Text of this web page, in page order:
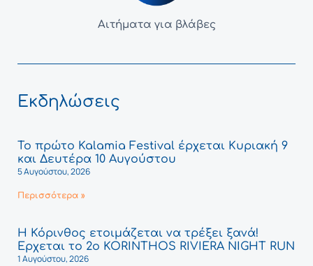
Αιτήματα για βλάβες
Εκδηλώσεις
Το πρώτο Kalamia Festival έρχεται Κυριακή 9
και Δευτέρα 10 Αυγούστου
5 Αυγούστου, 2026
Περισσότερα »
Η Κόρινθος ετοιμάζεται να τρέξει ξανά!
Έρχεται το 2ο KORINTHOS RIVIERA NIGHT RUN
1 Αυγούστου, 2026